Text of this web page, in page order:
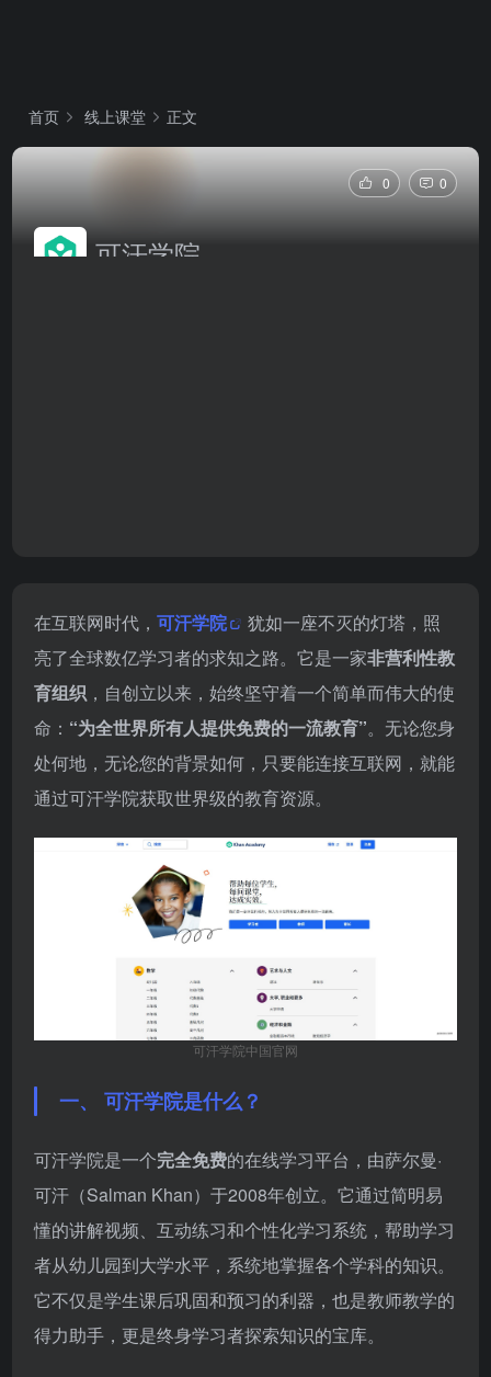
首页 线上课堂 正文
0 0
可汗学院
在互联网时代， 可汗学院
犹如一座不灭的灯塔，照
亮了全球数亿学习者的求知之路。它是一家非营利性教
育组织 ，自创立以来，始终坚守着一个简单而伟大的使
命： “为全世界所有人提供免费的一流教育”。无论您身
处何地，无论您的背景如何，只要能连接互联网，就能
通过可汗学院获取世界级的教育资源。
可汗学院中国官网
一、 可汗学院是什么？
可汗学院是一个完全免费的在线学习平台，由萨尔曼·
可汗（Salman Khan）于2008年创立。它通过简明易
懂的讲解视频、互动练习和个性化学习系统，帮助学习
者从幼儿园到大学水平，系统地掌握各个学科的知识。
它不仅是学生课后巩固和预习的利器，也是教师教学的
得力助手，更是终身学习者探索知识的宝库。